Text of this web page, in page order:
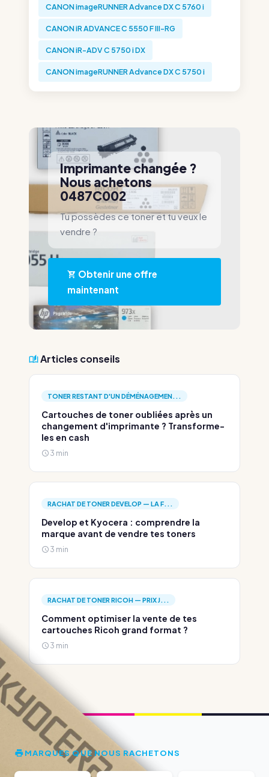
CANON imageRUNNER Advance DX C 5760 i
CANON iR ADVANCE C 5550 F III-RG
CANON iR-ADV C 5750 i DX
CANON imageRUNNER Advance DX C 5750 i
Imprimante changée ?
Nous achetons
0487C002
Tu possèdes ce toner et tu veux le
vendre ?
Obtenir une offre
maintenant
Articles conseils
TONER RESTANT D'UN DÉMÉNAGEMEN...
Cartouches de toner oubliées après un
changement d'imprimante ? Transforme-
les en cash
3 min
RACHAT DE TONER DEVELOP — LA F...
Develop et Kyocera : comprendre la
marque avant de vendre tes toners
3 min
RACHAT DE TONER RICOH — PRIX J...
Comment optimiser la vente de tes
cartouches Ricoh grand format ?
3 min
MARQUES QUE NOUS RACHETONS